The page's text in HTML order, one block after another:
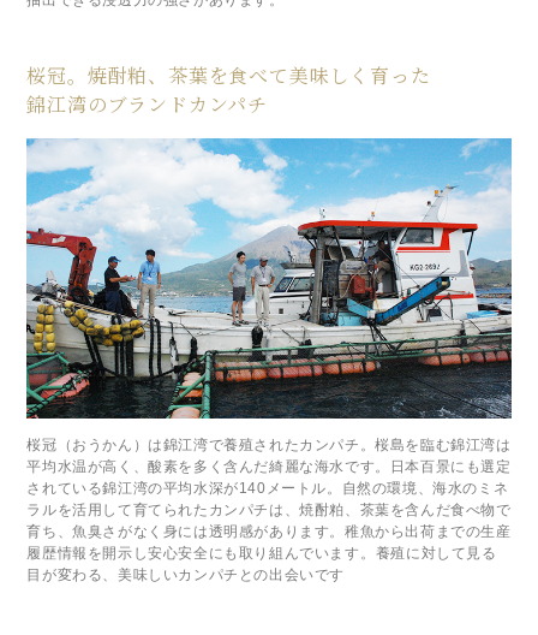
桜冠。焼酎粕、茶葉を食べて美味しく育った
錦江湾のブランドカンパチ
桜冠（おうかん）は錦江湾で養殖されたカンパチ。桜島を臨む錦江湾は
平均水温が高く、酸素を多く含んだ綺麗な海水です。日本百景にも選定
されている錦江湾の平均水深が140メートル。自然の環境、海水のミネ
ラルを活用して育てられたカンパチは、焼酎粕、茶葉を含んだ食べ物で
育ち、魚臭さがなく身には透明感があります。稚魚から出荷までの生産
履歴情報を開示し安心安全にも取り組んでいます。養殖に対して見る
目が変わる、美味しいカンパチとの出会いです